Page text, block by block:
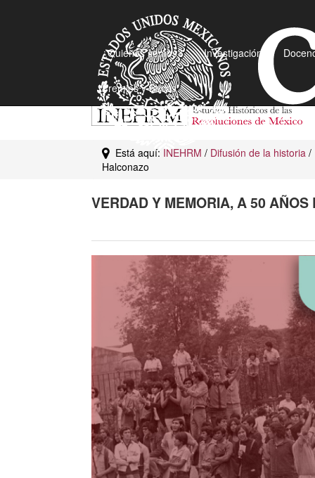
¿Quiénes somos? Investigación
Premios y Becas
Está aquí: INEHRM / Difusión de la historia /
Halconazo
VERDAD Y MEMORIA, A 50